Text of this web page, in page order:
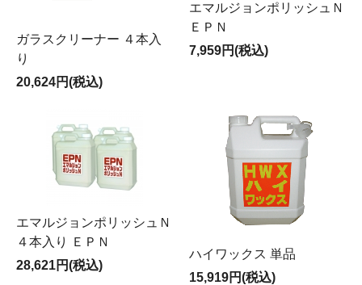
ガラスクリーナー ４本入
り
20,624円(税込)
エマルジョンポリッシュＮ
ＥＰＮ
7,959円(税込)
エマルジョンポリッシュＮ
４本入り ＥＰＮ
28,621円(税込)
ハイワックス 単品
15,919円(税込)